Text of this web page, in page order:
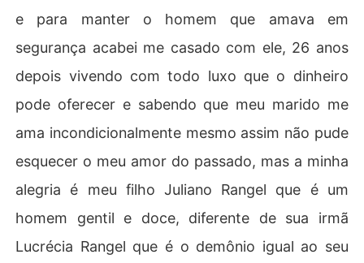
e para manter o homem que amava em
segurança acabei me casado com ele, 26 anos
depois vivendo com todo luxo que o dinheiro
pode oferecer e sabendo que meu marido me
ama incondicionalmente mesmo assim não pude
esquecer o meu amor do passado, mas a minha
alegria é meu filho Juliano Rangel que é um
homem gentil e doce, diferente de sua irmã
Lucrécia Rangel que é o demônio igual ao seu